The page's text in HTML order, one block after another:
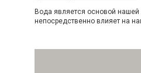
Вода является основой нашей
непосредственно влияет на